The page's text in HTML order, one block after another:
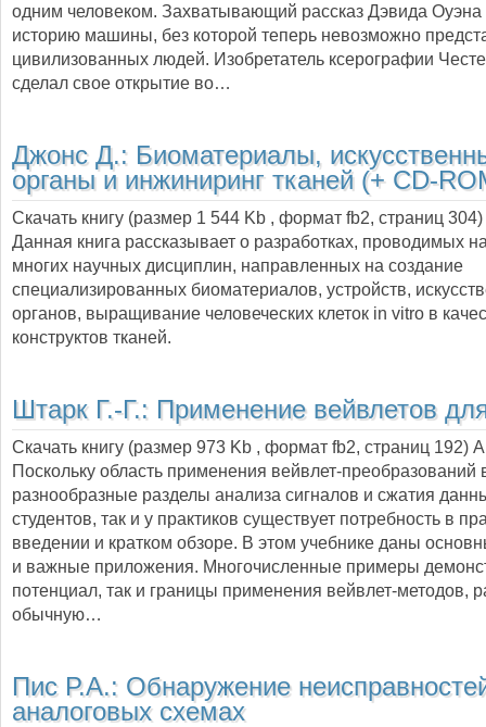
одним человеком. Захватывающий рассказ Дэвида Оуэна
историю машины, без которой теперь невозможно
цивилизованных людей. Изобретатель ксерографии
сделал свое открытие во…
Джонс Д.: Биоматериалы,
органы и инжиниринг тканей (+ CD-
Скачать книгу (размер 1 544 Kb , формат fb2, страниц 304
Данная книга рассказывает о разработках, проводимых
многих научных дисциплин, направленных на создание
специализированных биоматериалов, устройств,
органов, выращивание человеческих клеток in vitro в
конструктов тканей.
Штарк Г.-Г.: Применение вейвлетов
Скачать книгу (размер 973 Kb , формат fb2, страниц 192)
Поскольку область применения вейвлет-преобразований
разнообразные разделы анализа сигналов и сжатия
студентов, так и у практиков существует потребность в
введении и кратком обзоре. В этом учебнике даны
и важные приложения. Многочисленные примеры
потенциал, так и границы применения вейвлет-методов,
обычную…
Пис Р.А.: Обнаружение
аналоговых схемах